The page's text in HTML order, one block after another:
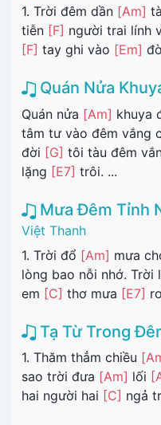
1. Trời đêm dần [Am]
tiễn [F] người trai lính
[F] tay ghi vào [Em]
Quán Nửa
Quán nửa [Am] khuya
tâm tư vào đêm vắng
đời [G] tôi tàu đêm
lặng [E7] trôi. ...
Mưa Đêm Tỉnh
Việt Thanh
1. Trời đổ [Am] mưa
lòng bao nỗi nhớ. Trời
em [C] thơ mưa [E7]
Tạ Từ Trong
1. Thăm thẳm chiều
sao trời đưa [Am] lối
hai người hai [C] ngả